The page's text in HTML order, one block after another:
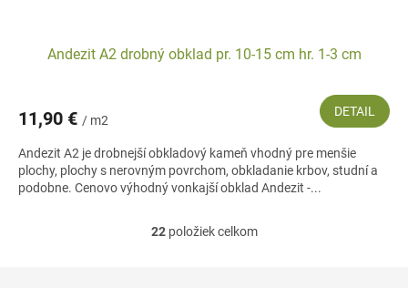
Andezit A2 drobný obklad pr. 10-15 cm hr. 1-3 cm
11,90 € / m2
DETAIL
Andezit A2 je drobnejší obkladový kameň vhodný pre menšie
plochy, plochy s nerovným povrchom, obkladanie krbov, studní a
podobne. Cenovo výhodný vonkajší obklad Andezit -...
O
22položiek celkom